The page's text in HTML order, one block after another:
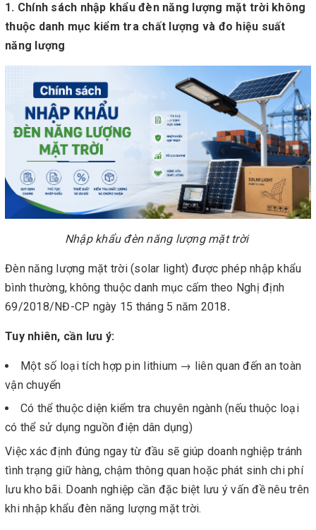
1. Chính sách nhập khẩu đèn năng lượng mặt trời không
thuộc danh mục kiểm tra chất lượng và đo hiệu suất
năng lượng
Nhập khẩu đèn năng lượng mặt trời
Đèn năng lượng mặt trời (solar light) được phép nhập khẩu
bình thường, không thuộc danh mục cấm theo Nghị định
69/2018/NĐ-CP ngày 15 tháng 5 năm 2018.
Tuy nhiên, cần lưu ý:
Một số loại tích hợp pin lithium → liên quan đến an toàn
vận chuyển
Có thể thuộc diện kiểm tra chuyên ngành (nếu thuộc loại
có thể sử dụng nguồn điện dân dụng)
Việc xác định đúng ngay từ đầu sẽ giúp doanh nghiệp tránh
tình trạng giữ hàng, chậm thông quan hoặc phát sinh chi phí
lưu kho bãi. Doanh nghiệp cần đặc biệt lưu ý vấn đề nêu trên
khi nhập khẩu đèn năng lượng mặt trời.